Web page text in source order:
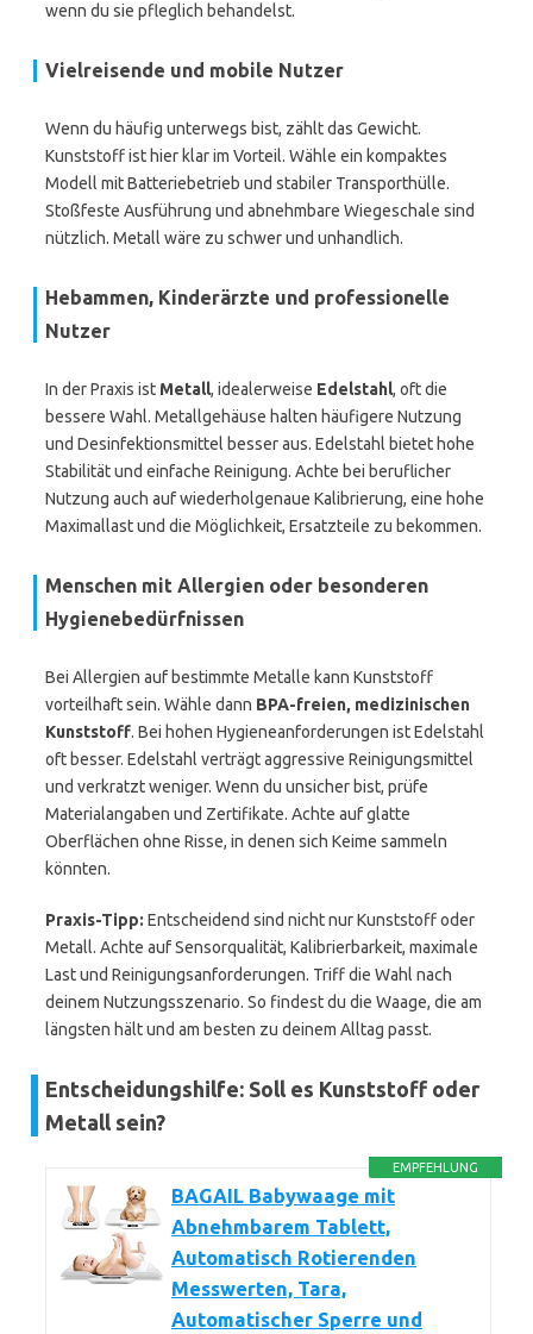
wenn du sie pfleglich behandelst.
Vielreisende und mobile Nutzer
Wenn du häufig unterwegs bist, zählt das Gewicht.
Kunststoff ist hier klar im Vorteil. Wähle ein kompaktes
Modell mit Batteriebetrieb und stabiler Transporthülle.
Stoßfeste Ausführung und abnehmbare Wiegeschale sind
nützlich. Metall wäre zu schwer und unhandlich.
Hebammen, Kinderärzte und professionelle
Nutzer
In der Praxis ist Metall, idealerweise Edelstahl, oft die
bessere Wahl. Metallgehäuse halten häufigere Nutzung
und Desinfektionsmittel besser aus. Edelstahl bietet hohe
Stabilität und einfache Reinigung. Achte bei beruflicher
Nutzung auch auf wiederholgenaue Kalibrierung, eine hohe
Maximallast und die Möglichkeit, Ersatzteile zu bekommen.
Menschen mit Allergien oder besonderen
Hygienebedürfnissen
Bei Allergien auf bestimmte Metalle kann Kunststoff
vorteilhaft sein. Wähle dann BPA-freien, medizinischen
Kunststoff. Bei hohen Hygieneanforderungen ist Edelstahl
oft besser. Edelstahl verträgt aggressive Reinigungsmittel
und verkratzt weniger. Wenn du unsicher bist, prüfe
Materialangaben und Zertifikate. Achte auf glatte
Oberflächen ohne Risse, in denen sich Keime sammeln
könnten.
Praxis-Tipp: Entscheidend sind nicht nur Kunststoff oder
Metall. Achte auf Sensorqualität, Kalibrierbarkeit, maximale
Last und Reinigungsanforderungen. Triff die Wahl nach
deinem Nutzungsszenario. So findest du die Waage, die am
längsten hält und am besten zu deinem Alltag passt.
Entscheidungshilfe: Soll es Kunststoff oder
Metall sein?
EMPFEHLUNG
BAGAIL Babywaage mit
Abnehmbarem Tablett,
Automatisch Rotierenden
Messwerten, Tara,
Automatischer Sperre und